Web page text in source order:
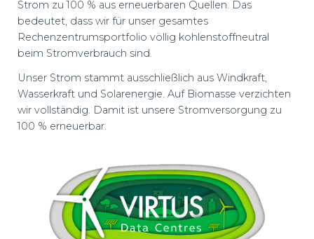
Strom zu 100 % aus erneuerbaren Quellen. Das
bedeutet, dass wir für unser gesamtes
Rechenzentrumsportfolio völlig kohlenstoffneutral
beim Stromverbrauch sind.
Unser Strom stammt ausschließlich aus Windkraft,
Wasserkraft und Solarenergie. Auf Biomasse verzichten
wir vollständig. Damit ist unsere Stromversorgung zu
100 % erneuerbar.